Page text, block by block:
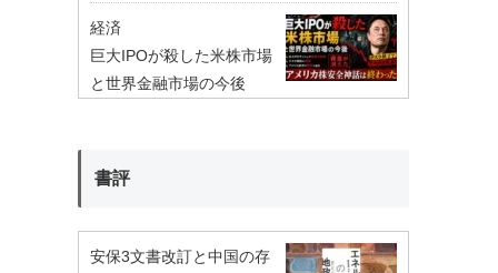
経済
巨大IPOが殺した米株市場
と世界金融市場の今後
書評
安保3文書改訂と中国の存